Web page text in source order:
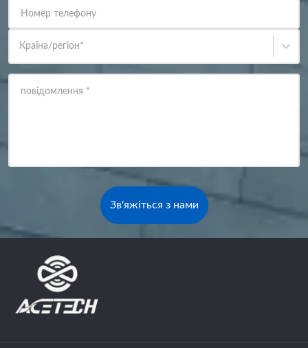
Номер телефону
Країна/регіон*
повідомлення *
Зв'яжіться з нами